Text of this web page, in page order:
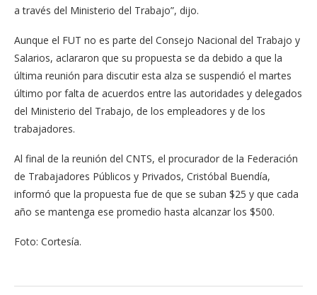
a través del Ministerio del Trabajo”, dijo.
Aunque el FUT no es parte del Consejo Nacional del Trabajo y
Salarios, aclararon que su propuesta se da debido a que la
última reunión para discutir esta alza se suspendió el martes
último por falta de acuerdos entre las autoridades y delegados
del Ministerio del Trabajo, de los empleadores y de los
trabajadores.
Al final de la reunión del CNTS, el procurador de la Federación
de Trabajadores Públicos y Privados, Cristóbal Buendía,
informó que la propuesta fue de que se suban $25 y que cada
año se mantenga ese promedio hasta alcanzar los $500.
Foto: Cortesía.